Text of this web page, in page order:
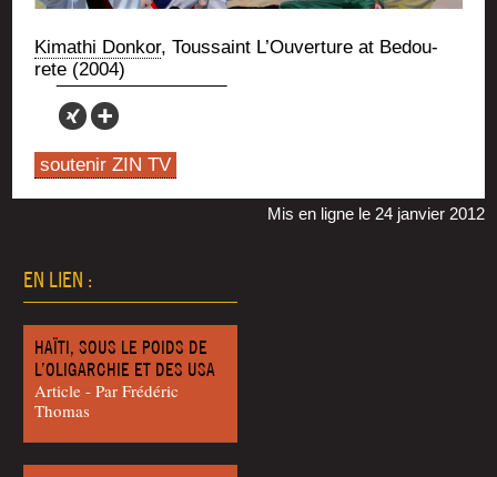
EN LIEN :
HAÏTI, SOUS LE POIDS DE
L’OLIGARCHIE ET DES USA
Article - Par Frédéric
Thomas
Kima­thi Don­kor, Tous­saint L’Ou­ver­ture at Bedou­
rete (2004)
soutenir ZIN TV
Mis en ligne le 24 janvier 2012